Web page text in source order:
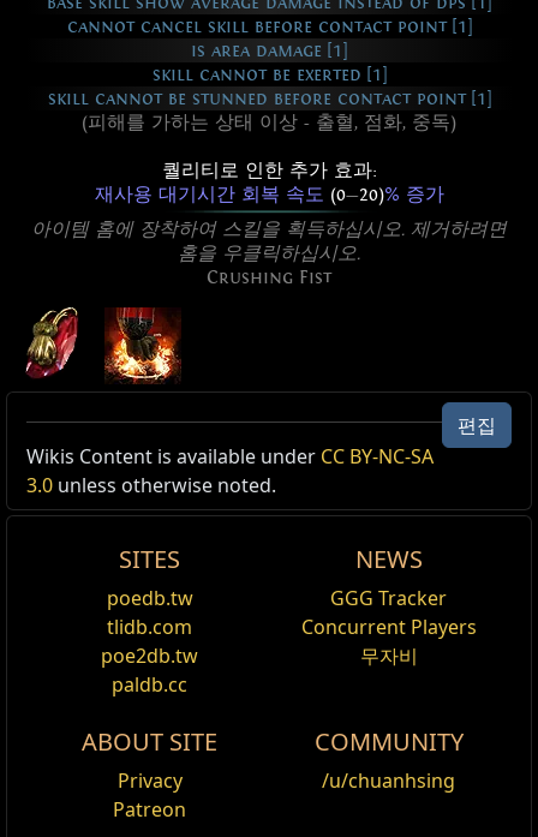
cannot cancel skill before contact point [1]
is area damage [1]
skill cannot be exerted [1]
skill cannot be stunned before contact point [1]
(피해를 가하는 상태 이상 - 출혈, 점화, 중독)
퀄리티로 인한 추가 효과:
재사용 대기시간 회복 속도 (0—20)% 증가
아이템 홈에 장착하여 스킬을 획득하십시오. 제거하려면
홈을 우클릭하십시오.
Crushing Fist
Active Type: Attack, Melee, Slam, Area, Damage,
Cooldown, Retaliation
화염 피해 추가 보조
적을 명중하는 모든 스킬에 적용됩니다.
영감 보조
모든 스킬에 적용됩니다. 소환수, 토템, 덫, 지뢰는 영감
밀어내기 보조
적을 명중하는 모든 스킬에 적용됩니다.
생명력 흡수 보조
포기 에조미어 거대 방패
요구 사항 레벨64
생명력 최대치+(30—40)
방어도
생명력 최대치
막아낼 시 생명력
500)회복
막기 확률
편집
Wikis Content is available under CC BY-NC-SA
3.0 unless otherwise noted.
SITES
poedb.tw
tlidb.com
poe2db.tw
paldb.cc
NEWS
GGG Tracker
Concurrent Players
무자비
ABOUT SITE
Privacy
Patreon
COMMUNITY
/u/chuanhsing